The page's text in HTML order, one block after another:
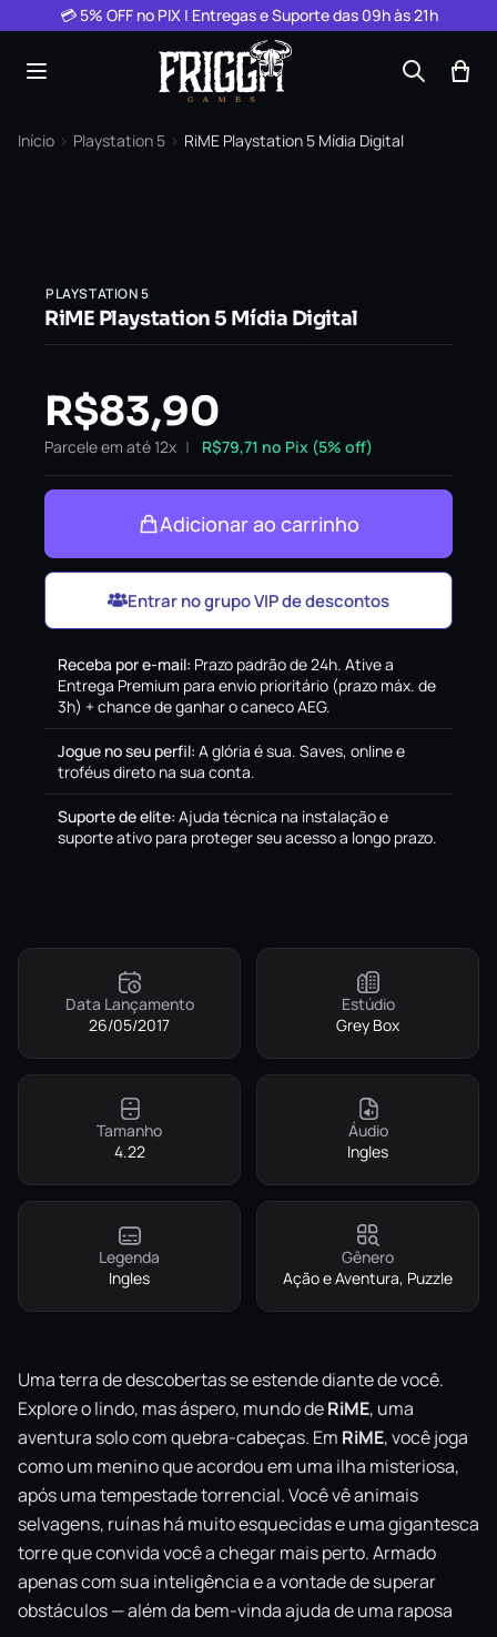
Pular para o conteúdo
💳 5% OFF no PIX | Entregas e Suporte das 09h às 21h
Início › Playstation 5 › RiME Playstation 5 Mídia Digital
PLAYSTATION 5
RiME Playstation 5 Mídia Digital
R$83,90
Parcele em até 12x R$79,71 no Pix (5% off)
Adicionar ao carrinho
Entrar no grupo VIP de descontos
Receba por e-mail: Prazo padrão de 24h. Ative a
Entrega Premium para envio prioritário (prazo máx. de
3h) + chance de ganhar o caneco AEG.
Jogue no seu perfil: A glória é sua. Saves, online e
troféus direto na sua conta.
Suporte de elite: Ajuda técnica na instalação e
suporte ativo para proteger seu acesso a longo prazo.
Data Lançamento
26/05/2017
Estúdio
Grey Box
Tamanho
4.22
Áudio
Ingles
Legenda
Ingles
Gênero
Ação e Aventura, Puzzle
Uma terra de descobertas se estende diante de você.
Explore o lindo, mas áspero, mundo deRiME, uma
aventura solo com quebra-cabeças. Em RiME, você joga
como um menino que acordou em uma ilha misteriosa,
após uma tempestade torrencial. Você vê animais
selvagens, ruínas há muito esquecidas e uma gigantesca
torre que convida você a chegar mais perto. Armado
apenas com sua inteligência e a vontade de superar
obstáculos — além da bem-vinda ajuda de uma raposa